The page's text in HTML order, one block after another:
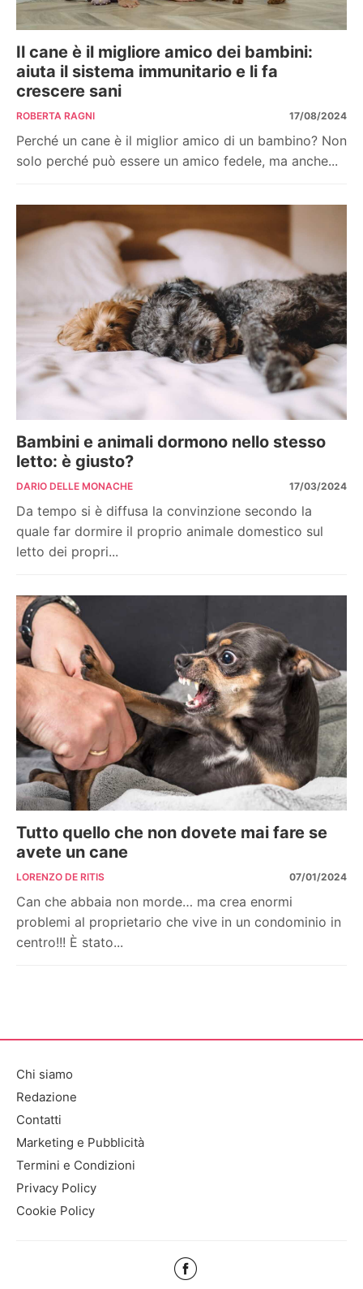
Il cane è il migliore amico dei bambini:
aiuta il sistema immunitario e li fa
crescere sani
ROBERTA RAGNI 17/08/2024
Perché un cane è il miglior amico di un bambino? Non
solo perché può essere un amico fedele, ma anche...
Bambini e animali dormono nello stesso
letto: è giusto?
DARIO DELLE MONACHE 17/03/2024
Da tempo si è diffusa la convinzione secondo la
quale far dormire il proprio animale domestico sul
letto dei propri...
Tutto quello che non dovete mai fare se
avete un cane
LORENZO DE RITIS 07/01/2024
Can che abbaia non morde… ma crea enormi
problemi al proprietario che vive in un condominio in
centro!!! È stato...
Chi siamo
Redazione
Contatti
Marketing e Pubblicità
Termini e Condizioni
Privacy Policy
Cookie Policy